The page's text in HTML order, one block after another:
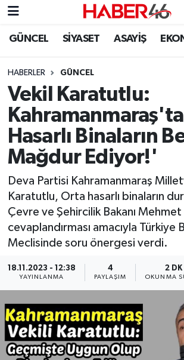
GÜNCEL SİYASET ASAYİŞ
HABERLER GÜNCEL
Vekil Karatutlu:
Hasarlı Binaların
Mağdur Ediyor!'
Deva Partisi Kahramanmaraş
Karatutlu, Orta hasarlı binaların
Çevre ve Şehircilik Bakanı Mehmet
cevaplandırması amacıyla Türkiye
Meclisinde soru önergesi verdi.
18.11.2023 - 12:38
YAYINLANMA
4
PAYLAŞIM
2 DK
OKUNMA
GÜNCEL
SİYASET
EKONOMİ
SPOR
YAŞAM
TEKNOLOJİ
SAĞLIK
İLÇE HABERLERİ
KÜLTÜR-SANAT
KSÜ
Nöbetçi Eczaneler
Hava Durumu
Kahramanmaraş Namaz Vakitleri
Trafik Durumu
Süper Lig Puan Durumu ve Fikstür
Tüm Manşetler
Son Dakika Haberleri